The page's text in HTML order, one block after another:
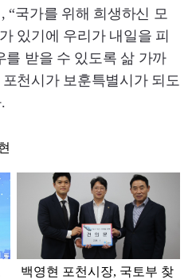
“국가를 위해 희생하신 모
있기에 우리가 내일을 피
를 받을 수 있도록 삶 가까
천시가 보훈특별시가 되도
백영현 포천시장, 국토부 찾